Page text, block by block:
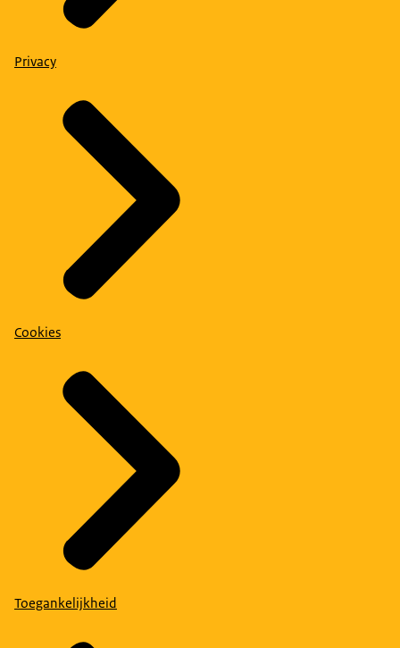
Privacy
Cookies
Toegankelijkheid